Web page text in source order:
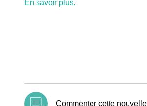
En savoir plus.
Commenter cette nouvelle